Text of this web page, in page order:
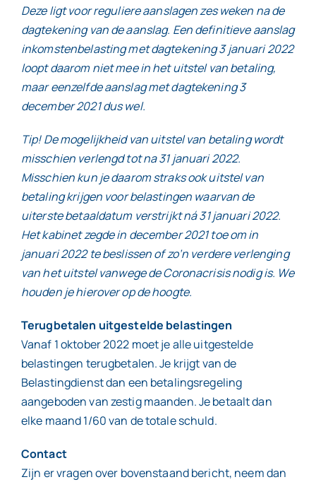
Deze ligt voor reguliere aanslagen zes weken na de
dagtekening van de aanslag. Een definitieve aanslag
inkomstenbelasting met dagtekening 3 januari 2022
loopt daarom niet mee in het uitstel van betaling,
maar eenzelfde aanslag met dagtekening 3
december 2021 dus wel.
Tip! De mogelijkheid van uitstel van betaling wordt
misschien verlengd tot na 31 januari 2022.
Misschien kun je daarom straks ook uitstel van
betaling krijgen voor belastingen waarvan de
uiterste betaaldatum verstrijkt ná 31 januari 2022.
Het kabinet zegde in december 2021 toe om in
januari 2022 te beslissen of zo’n verdere verlenging
van het uitstel vanwege de Coronacrisis nodig is. We
houden je hierover op de hoogte.
Terugbetalen uitgestelde belastingen
Vanaf 1 oktober 2022 moet je alle uitgestelde
belastingen terugbetalen. Je krijgt van de
Belastingdienst dan een betalingsregeling
aangeboden van zestig maanden. Je betaalt dan
elke maand 1/60 van de totale schuld.
Contact
Zijn er vragen over bovenstaand bericht, neem dan